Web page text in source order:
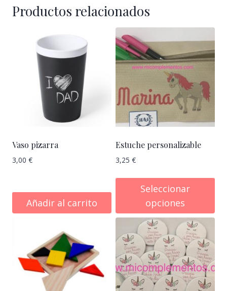
personalizada
cantidad
Productos relacionados
Vaso pizarra
3,00 €
Añadir al carrito
Estuche personalizable
3,25 €
Seleccionar
opciones